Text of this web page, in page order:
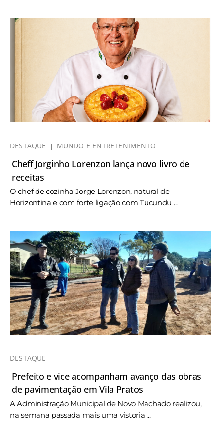
DESTAQUE MUNDO E ENTRETENIMENTO
Cheff Jorginho Lorenzon lança novo livro de
receitas
O chef de cozinha Jorge Lorenzon, natural de
Horizontina e com forte ligação com Tucundu ...
DESTAQUE
Prefeito e vice acompanham avanço das obras
de pavimentação em Vila Pratos
A Administração Municipal de Novo Machado realizou,
na semana passada mais uma vistoria ...